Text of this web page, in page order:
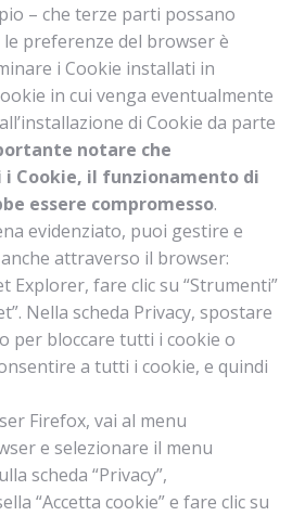
– che terze parti possano
preferenze del browser è
i Cookie installati in
in cui venga eventualmente
di Cookie da parte
notare che
Cookie, il funzionamento di
essere compromesso.
evidenziato, puoi gestire e
attraverso il browser:
Explorer, fare clic su “Strumenti”
Nella scheda Privacy, spostare
per bloccare tutti i cookie o
a tutti i cookie, e quindi
Firefox, vai al menu
e selezionare il menu
scheda “Privacy”,
“Accetta cookie” e fare clic su